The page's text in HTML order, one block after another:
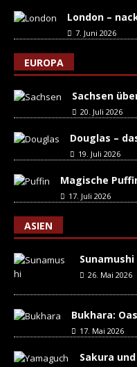
London –
7. Juni 2026
EUROPA
Sachsen
20. Juli 2026
Douglas –
19. Juli 2026
Magische
17. Juli 2026
ASIEN
26. Mai 2026
Bukhara:
17. Mai 2026
Sakura